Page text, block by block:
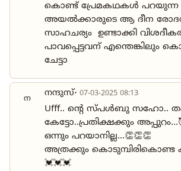
കൊണ്ട് പ്രേമകഥകൾ പറയുന്ന
അയൽക്കാരുടെ ആ ദീന
സാഹചര്യം ഉണ്ടാക്കി
പാവപ്പെട്ടവന് എന്തെങ്കിലും
ചേട്ടാ
ന നന്ദുസ്• 07-03-2025 08:13
Ufff.. ൻ്റെ സ്പൾബു സഹോ..
കേട്ടോ..പ്രതിക്ഷക്കും
ഒന്നും പറയാനില്ല...👏👏👏
അത്രക്കും കൊടുമ്പിരികൊണ്ട
💓💓💓